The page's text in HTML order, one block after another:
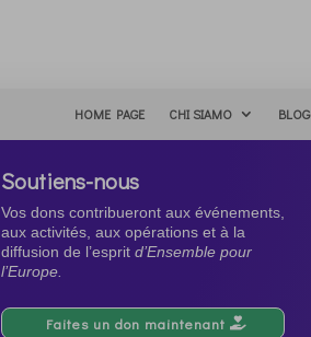
HOME PAGE CHI SIAMO BLOG
Soutiens-nous
Vos dons contribueront aux événements,
aux activités, aux opérations et à la
diffusion de l’espritd’Ensemble pour
l’Europe.
Faites un don maintenant